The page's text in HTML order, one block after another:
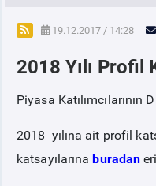
SPOT ELEKTRİK
ÖRNEK FİNANS
PİYASAKAYITSÜRECİ
19.12.2017 / 14:28
2018 Yılı Profil
Piyasa Katılımcılarının
2018 yılına ait profil
katsayılarınaburadan